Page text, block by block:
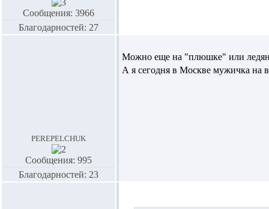
Сообщения: 3966
Благодарностей: 27
perepelchuk
Сообщения: 995
Благодарностей: 23
Можно еще на "плюшке" или
А я сегодня в Москве мужичка на